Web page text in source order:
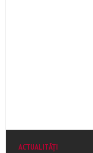
ACTUALITĂȚI